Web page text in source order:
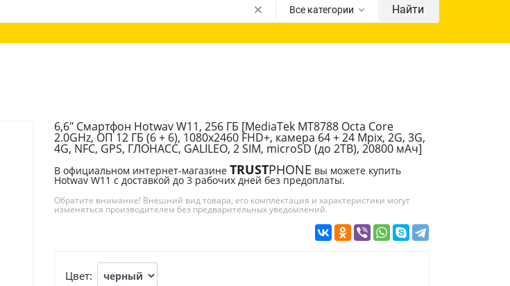
Все категории Найти
6,6" Смартфон Hotwav W11, 256 ГБ [MediaTek MT8788 Octa Core
2.0GHz, ОП 12 ГБ (6 + 6), 1080х2460 FHD+, камера 64 + 24 Mpix, 2G, 3G,
4G, NFC, GPS, ГЛОНАСС, GALILEO, 2 SIM, microSD (до 2TB), 20800 мАч]
В официальном интернет-магазине TRUSTPHONE вы можете купить
Hotwav W11 с доставкой до 3 рабочих дней без предоплаты.
Обратите внимание! Внешний вид товара, его комплектация и характеристики могут
изменяться производителем без предварительных уведомлений.
Цвет: